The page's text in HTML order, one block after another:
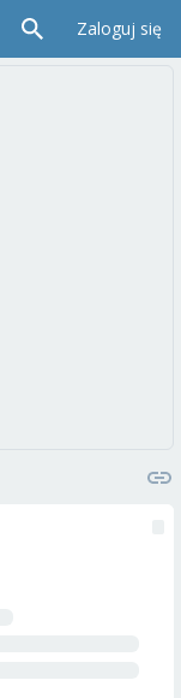
Zaloguj się